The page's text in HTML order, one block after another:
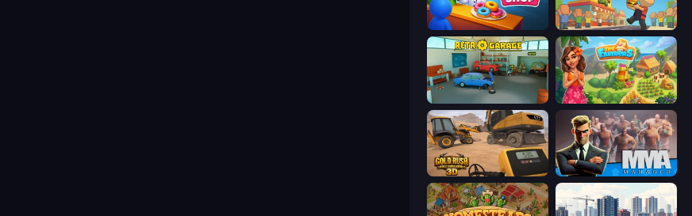
My Cake Shop Burger Life
The Farmers
Gold Rush: Gold Simulator 3D MMA Manager 2